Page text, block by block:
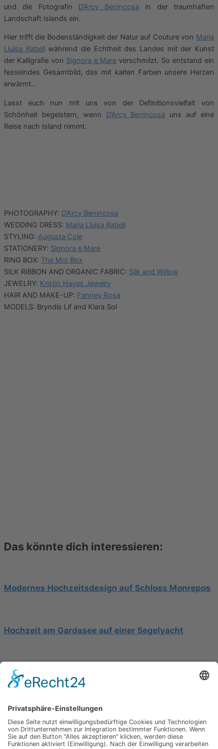
und die Fotografin D’Arcy Benincosa in der traumhaften
Landschaft Islands ein.
Hier trifft die Bodenständigkeit der Natur auf Couture von Maria
Lluisa Rabellwährend die Echtheit des Landes mit der Kunst
der Kalligrafie von Signora e Mare verschmilzt. So entstand ein
fesselndes Gesamtbild, das mit kalten Farben unsere Herzen
erwärmt…
Lasst euch nun mit uns von der Definitionsvielfalt von
Schönheit begeistern, wenn D’Arcy Benincosa uns auf eine
Reise nach Island nimmt.
PHOTOGRAPHY: D’Arcy Benincosa
WEDDING DRESS: Maria Lluisa Rabell
STYLING: Augusta Cole
STATIONERY: Signora e Mare
RING BOX: The Mrs Box
SILK RIBBON AND ORGANIC FABRIC: Silk and Willow
JEWELRY: Kristin Hayes Jewelry
HAIR AND MAKE-UP: Fanney Rosa
MODELS: Bryndis Lif and Klara Sol
Das könnte dich interessieren:
Modernes Hochzeitsdesign auf Schloss Monrepos
Hochzeit am Gardasee auf einer Segelyacht
Mediterrane Hochzeit unter Mimosen
Impressum
Werbung
About